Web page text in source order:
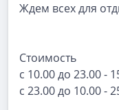
Ждем всех для
Стоимость
с 10.00 до 23.00 -
с 23.00 до 10.00 -